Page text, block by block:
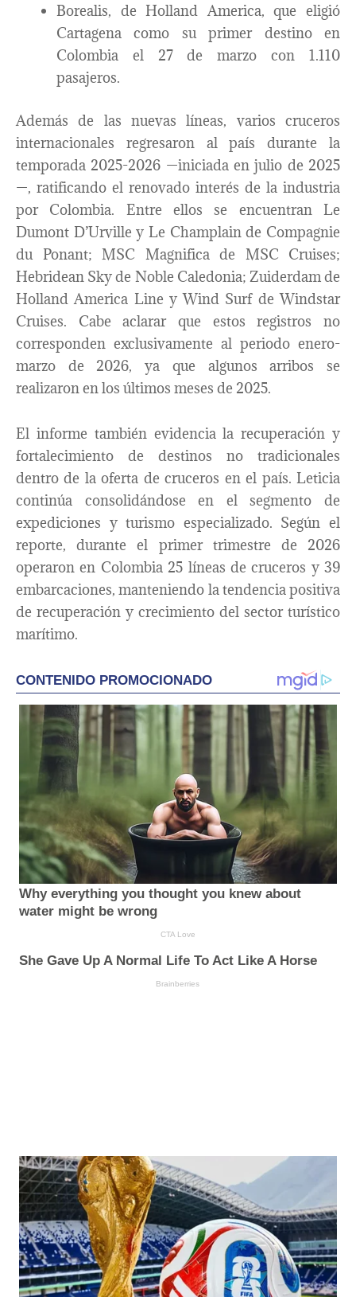
Borealis, de Holland America, que eligió
Cartagena como su primer destino en
Colombia el 27 de marzo con 1.110
pasajeros.
Además de las nuevas líneas, varios cruceros
internacionales regresaron al país durante la
temporada 2025-2026 —iniciada en julio de 2025
—, ratificando el renovado interés de la industria
por Colombia. Entre ellos se encuentran Le
Dumont D’Urville y Le Champlain de Compagnie
du Ponant; MSC Magnifica de MSC Cruises;
Hebridean Sky de Noble Caledonia; Zuiderdam de
Holland America Line y Wind Surf de Windstar
Cruises. Cabe aclarar que estos registros no
corresponden exclusivamente al periodo enero-
marzo de 2026, ya que algunos arribos se
realizaron en los últimos meses de 2025.
El informe también evidencia la recuperación y
fortalecimiento de destinos no tradicionales
dentro de la oferta de cruceros en el país. Leticia
continúa consolidándose en el segmento de
expediciones y turismo especializado. Según el
reporte, durante el primer trimestre de 2026
operaron en Colombia 25 líneas de cruceros y 39
embarcaciones, manteniendo la tendencia positiva
de recuperación y crecimiento del sector turístico
marítimo.